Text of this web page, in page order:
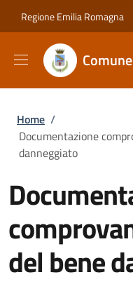
Regione Emilia Romagna
Briciole di
Home /
Documentazione
danneggiato
del bene